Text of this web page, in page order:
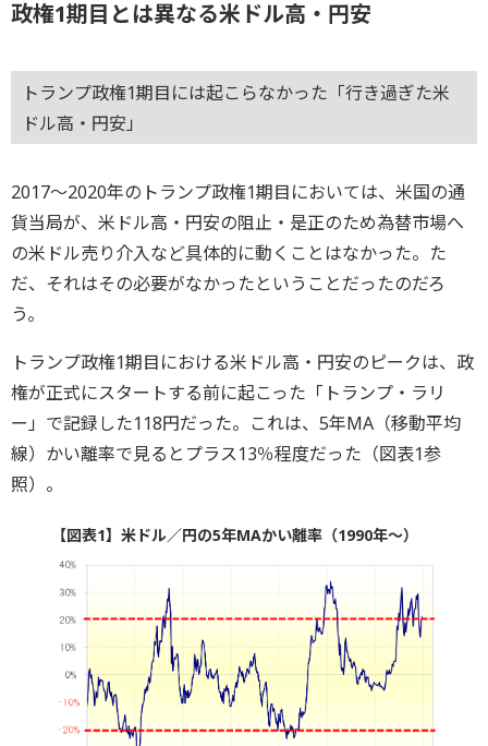
政権1期目とは異なる米ドル高・円安
トランプ政権1期目には起こらなかった「行き過ぎた米
ドル高・円安」
2017～2020年のトランプ政権1期目においては、米国の通
貨当局が、米ドル高・円安の阻止・是正のため為替市場へ
の米ドル売り介入など具体的に動くことはなかった。た
だ、それはその必要がなかったということだったのだろ
う。
トランプ政権1期目における米ドル高・円安のピークは、政
権が正式にスタートする前に起こった「トランプ・ラリ
ー」で記録した118円だった。これは、5年MA（移動平均
線）かい離率で見るとプラス13％程度だった（図表1参
照）。
【図表1】米ドル／円の5年MAかい離率（1990年～）